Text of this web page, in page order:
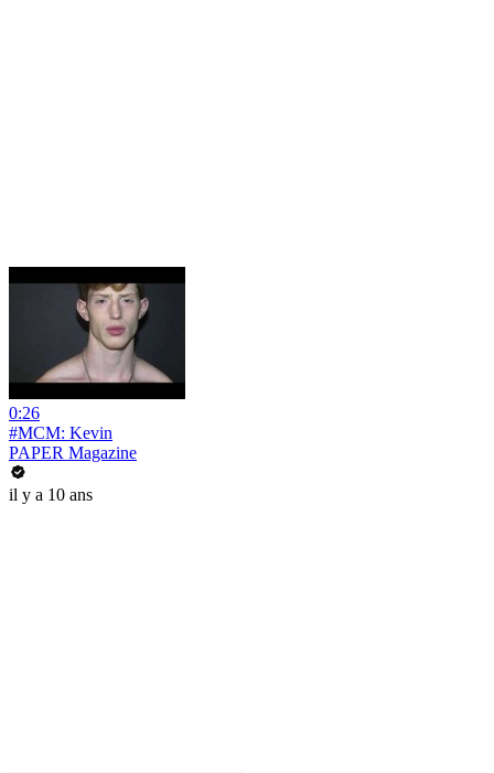
0:26
#MCM: Kevin
PAPER Magazine
il y a 10 ans